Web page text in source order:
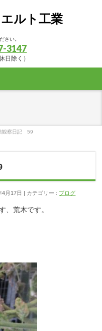
ルト工業
さい。
3147
日除く）
観察日記 59
4月17日 カテゴリー : ブログ
、荒木です。